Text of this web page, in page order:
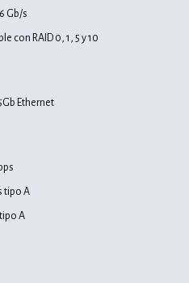
Gb/s
con RAID 0, 1, 5 y 10
Ethernet
tipo A
A